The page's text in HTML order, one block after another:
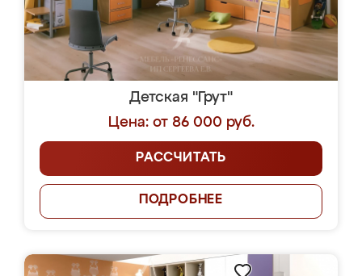
Детская "Грут"
Цена: от 86 000 руб.
РАССЧИТАТЬ
ПОДРОБНЕЕ